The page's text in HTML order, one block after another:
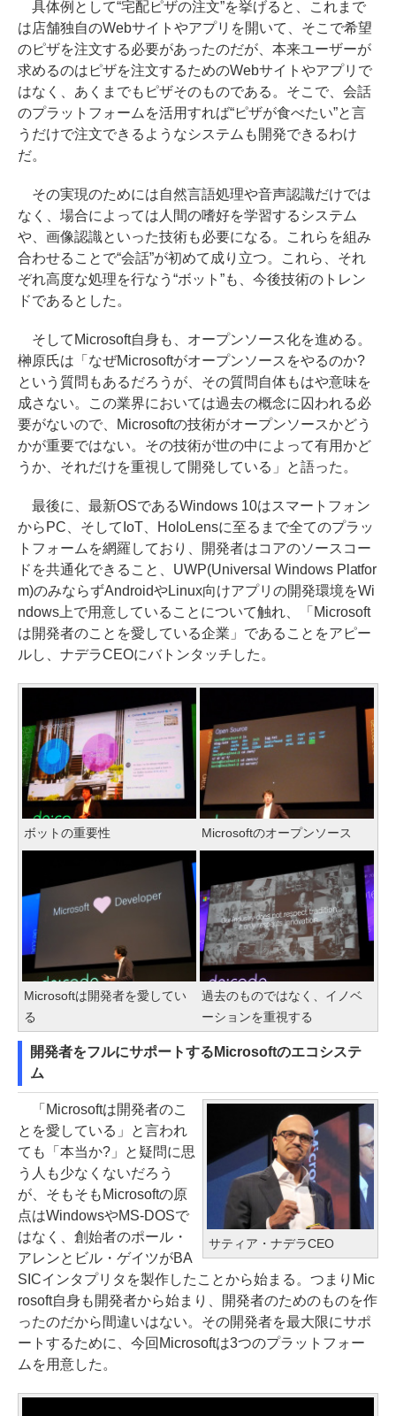
具体例として“宅配ピザの注文”を挙げると、これまで
は店舗独自のWebサイトやアプリを開いて、そこで希望
のピザを注文する必要があったのだが、本来ユーザーが
求めるのはピザを注文するためのWebサイトやアプリで
はなく、あくまでもピザそのものである。そこで、会話
のプラットフォームを活用すれば“ピザが食べたい”と言
うだけで注文できるようなシステムも開発できるわけ
だ。
その実現のためには自然言語処理や音声認識だけでは
なく、場合によっては人間の嗜好を学習するシステム
や、画像認識といった技術も必要になる。これらを組み
合わせることで“会話”が初めて成り立つ。これら、それ
ぞれ高度な処理を行なう“ボット”も、今後技術のトレン
ドであるとした。
そしてMicrosoft自身も、オープンソース化を進める。
榊原氏は「なぜMicrosoftがオープンソースをやるのか?
という質問もあるだろうが、その質問自体もはや意味を
成さない。この業界においては過去の概念に囚われる必
要がないので、Microsoftの技術がオープンソースかどう
かが重要ではない。その技術が世の中によって有用かど
うか、それだけを重視して開発している」と語った。
最後に、最新OSであるWindows 10はスマートフォン
からPC、そしてIoT、HoloLensに至るまで全てのプラッ
トフォームを網羅しており、開発者はコアのソースコー
ドを共通化できること、UWP(Universal Windows Platfor
m)のみならずAndroidやLinux向けアプリの開発環境をWi
ndows上で用意していることについて触れ、「Microsoft
は開発者のことを愛している企業」であることをアピー
ルし、ナデラCEOにバトンタッチした。
ボットの重要性 Microsoftのオープンソース
Microsoftは開発者を愛してい
る
過去のものではなく、イノベ
ーションを重視する
開発者をフルにサポートするMicrosoftのエコシステ
ム
サティア・ナデラCEO
「Microsoftは開発者のこ
とを愛している」と言われ
ても「本当か?」と疑問に思
う人も少なくないだろう
が、そもそもMicrosoftの原
点はWindowsやMS-DOSで
はなく、創始者のポール・
アレンとビル・ゲイツがBA
SICインタプリタを製作したことから始まる。つまりMic
rosoft自身も開発者から始まり、開発者のためのものを作
ったのだから間違いはない。その開発者を最大限にサポ
ートするために、今回Microsoftは3つのプラットフォー
ムを用意した。